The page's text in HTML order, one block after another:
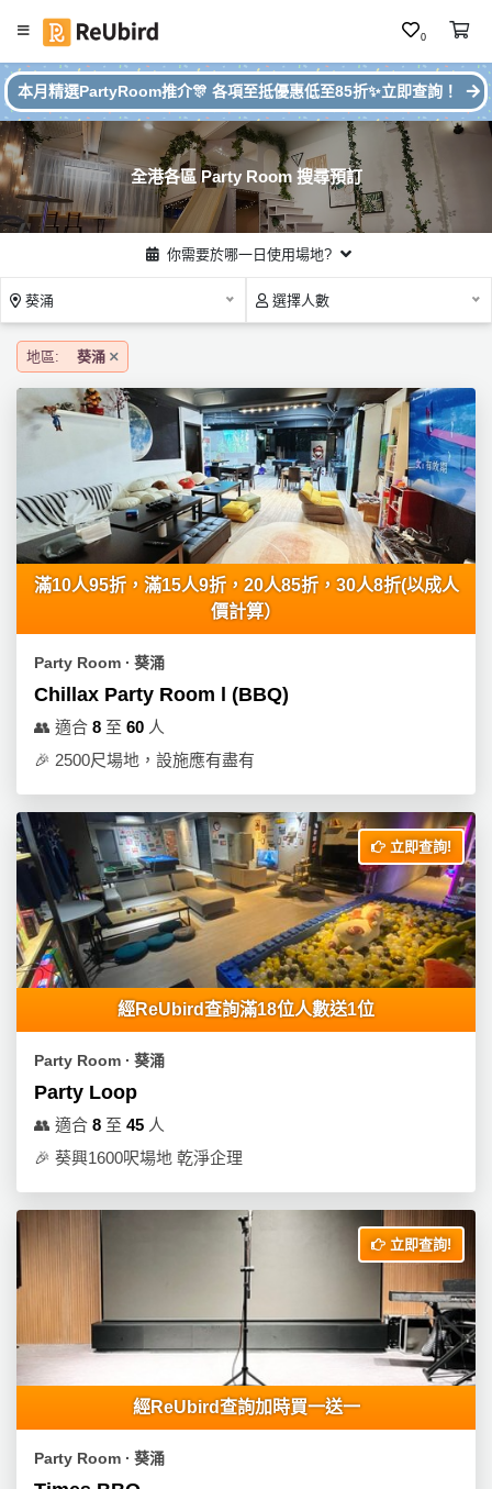
0
繁
中
E
N
登
註
冊
服
產
品
分
P
t
y
o
o
m
到
會
美
色
蛋
糕
束
及
花
禮
物
搞
P
a
t
y
朋
會
慶
日
拍
業
司
活
動
活
動
攻
活
動
會
員
會
知
件
神
情
侶
心
#
本
月
P
ar
ty
R
o
推
介
本月精選PartyRoom推介🎊 各項至抵優惠低至85折✨立即查詢！
全港各區 Party Room 搜尋預訂
你需要於哪一日使用場地?
葵涌 選擇人數
地區: 葵涌
滿10人95折，滿15人9折，20人85折，30人8折(以成人
價計算）
Party Room ∙ 葵涌
Chillax Party Room l (BBQ)
👥 適合 8 至 60 人
🎉 2500尺場地，設施應有盡有
立即查詢!
經ReUbird查詢滿18位人數送1位
Party Room ∙ 葵涌
Party Loop
👥 適合 8 至 45 人
🎉 葵興1600呎場地 乾淨企理
立即查詢!
經ReUbird查詢加時買一送一
Party Room ∙ 葵涌